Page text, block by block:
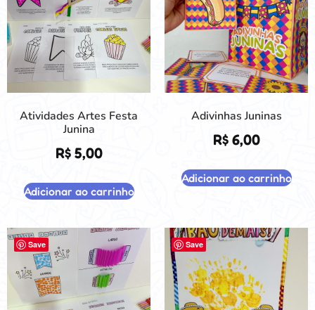
Atividades Artes Festa
Junina
R$5,00
Adicionar ao carrinho
Adivinhas Juninas
R$6,00
Adicionar ao carrinho
Save Save